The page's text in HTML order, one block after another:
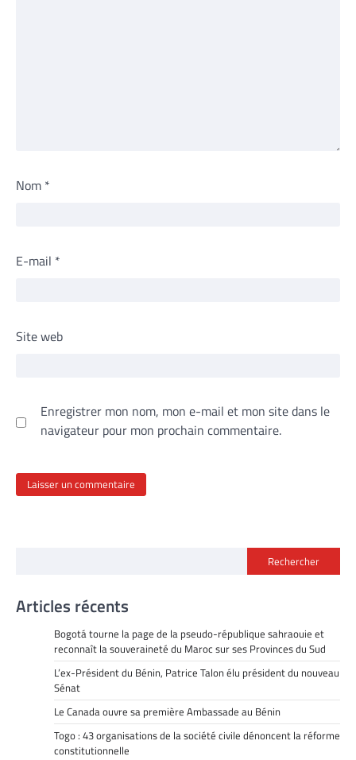
Nom *
E-mail *
Site web
Enregistrer mon nom, mon e-mail et mon site dans le
navigateur pour mon prochain commentaire.
Rechercher
Articles récents
Bogotá tourne la page de la pseudo-république sahraouie et
reconnaît la souveraineté du Maroc sur ses Provinces du Sud
L’ex-Président du Bénin, Patrice Talon élu président du nouveau
Sénat
Le Canada ouvre sa première Ambassade au Bénin
Togo : 43 organisations de la société civile dénoncent la réforme
constitutionnelle